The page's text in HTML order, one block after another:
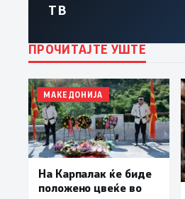
ТВ
ПРОЧИТАЈТЕ УШТЕ
МАКЕДОНИЈА
На Карпалак ќе биде
положено цвеќе во